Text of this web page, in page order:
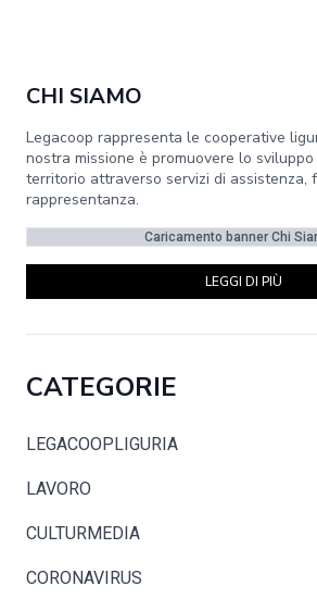
CHI SIAMO
Legacoop rappresenta le cooperative
nostra missione è promuovere lo
territorio attraverso servizi di assistenza,
rappresentanza.
Caricamento banner Chi
LEGGI DI PIÙ
CATEGORIE
LEGACOOPLIGURIA
LAVORO
CULTURMEDIA
CORONAVIRUS